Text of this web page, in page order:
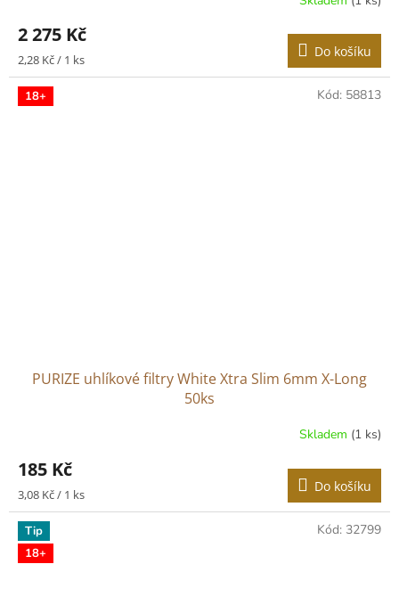
2 275 Kč
Měrná
cena:
2,28 Kč / 1 ks Do košíku
18+
PURIZE uhlíkové filtry White Xtra Slim 6mm X-Long
50ks
produktu
je
5,0
z
5
hvězdiček.
Skladem (1 ks)
185 Kč
Měrná
cena:
3,08 Kč / 1 ks Do košíku
Kód: 58813
Tip
18+
Kód: 32799